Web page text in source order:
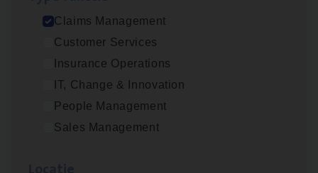
Claims Management
Customer Services
Insurance Operations
IT, Change & Innovation
People Management
Sales Management
Claims­hand­ler Fleet&
Claims Management
Antwerpen
Scha­de Expert Fleet